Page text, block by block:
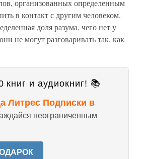
организованных определенным
в контакт с другим человеком.
доля разума, чего нет у
не могут разговаривать так, как
книг и аудиокниг! 📚
Литрес Подписки в
неограниченным